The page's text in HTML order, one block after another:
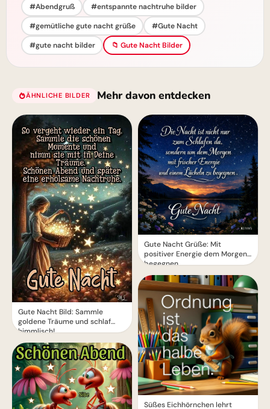
#Abendgruß
#entspannte nachtruhe bilder
#gemütliche gute nacht grüße
#Gute Nacht
#gute nacht bilder
📁 Gute Nacht Bilder
ÄHNLICHE BILDER Mehr davon entdecken
Gute Nacht Bild: Sammle
goldene Träume und schlaf
himmlisch!
Gute Nacht Grüße: Mit
positiver Energie dem Morgen
begegnen
Süßes Eichhörnchen lehrt